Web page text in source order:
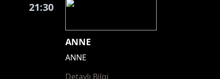
21:30
ANNE
ANNE
Detaylı Bilgi